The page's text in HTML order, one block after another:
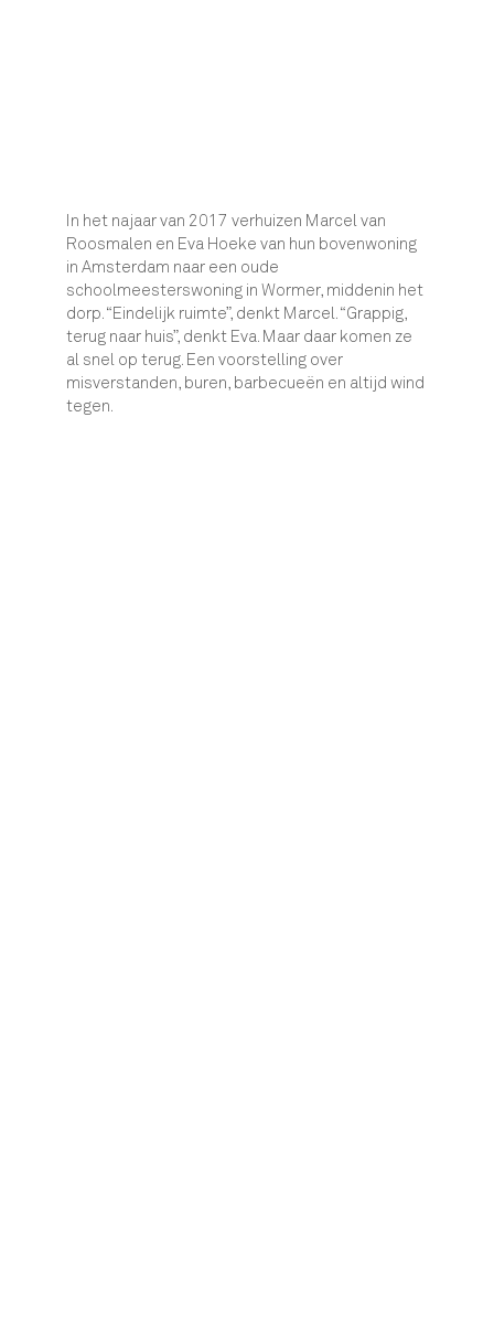
In het najaar van 2017 verhuizen Marcel van
Roosmalen en Eva Hoeke van hun bovenwoning
in Amsterdam naar een oude
schoolmeesterswoning in Wormer, middenin het
dorp. “Eindelijk ruimte”, denkt Marcel. “Grappig,
terug naar huis”, denkt Eva. Maar daar komen ze
al snel op terug. Een voorstelling over
misverstanden, buren, barbecueën en altijd wind
tegen.